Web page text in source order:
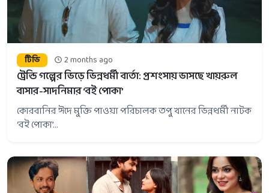
টিভি 2 months ago
ট্রেন্ডি গল্পের ভিড়ে ভিন্নধর্মী বার্তা: প্রশংসায় ভাসছে খায়রুল
বাসার-সাদনিমার ‘বই পোকা’
কোরবানির ঈদে মুক্তি পাওয়া পরিচালক তপু খানের ভিন্নধর্মী নাটক
‘বই পোকা’...